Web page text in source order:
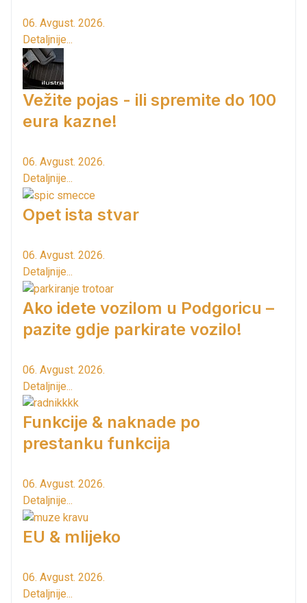
06. Avgust. 2026.
Detaljnije...
Vežite pojas - ili spremite do 100
eura kazne!
06. Avgust. 2026.
Detaljnije...
Opet ista stvar
06. Avgust. 2026.
Detaljnije...
Ako idete vozilom u Podgoricu –
pazite gdje parkirate vozilo!
06. Avgust. 2026.
Detaljnije...
Funkcije & naknade po
prestanku funkcija
06. Avgust. 2026.
Detaljnije...
EU & mlijeko
06. Avgust. 2026.
Detaljnije...